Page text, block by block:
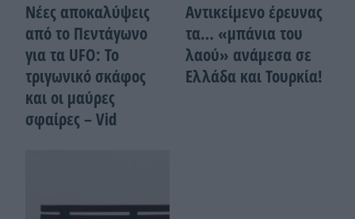
Νέες αποκαλύψεις
από το Πεντάγωνο
για τα UFO: Το
τριγωνικό σκάφος
και οι μαύρες
σφαίρες – Vid
Αντικείμενο έρευνας
τα… «μπάνια του
λαού» ανάμεσα σε
Ελλάδα και Τουρκία!